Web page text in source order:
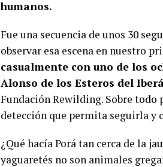
humanos.
Fue una secuencia de unos 30
observar esa escena en nuestro
casualmente con uno de los
Alonso de los Esteros del
Fundación Rewilding. Sobre todo
detección que permita seguirla y
¿Qué hacía Porá tan cerca de la
yaguaretés no son animales